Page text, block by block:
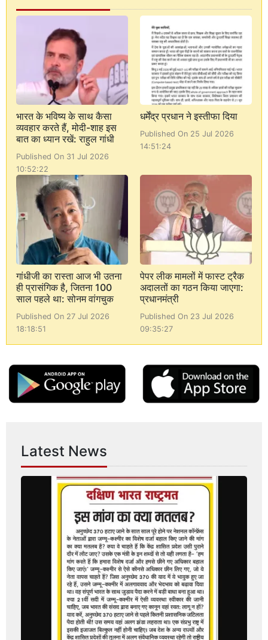
भारत के भविष्य के साथ कैसा
व्यवहार करते हैं, मोदी-शाह इस
बात का ध्यान रखें: राहुल गांधी
Published On 31 Jul 2026
10:52:22
धर्मेंद्र प्रधान ने इस्तीफा दिया
Published On 25 Jul 2026
14:51:24
गांधीजी का रास्ता आज भी उतना
ही प्रासंगिक है, जितना 100
साल पहले था: सोनम वांगचुक
Published On 27 Jul 2026
18:18:51
पेपर लीक मामलों में फास्ट ट्रैक
अदालतों का गठन किया जाएगा:
प्रधानमंत्री
Published On 23 Jul 2026
09:35:27
Latest News